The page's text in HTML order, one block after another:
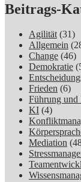
Beitrags-
Agilität(31)
Allgemein
Change (46)
Demokratie
Frieden (6)
Führung
KI (4)
Mediation